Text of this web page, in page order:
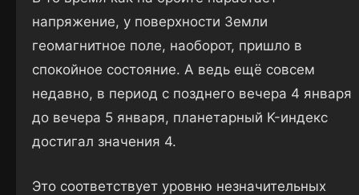
напряжение, у поверхности Земли
геомагнитное поле, наоборот, пришло в
спокойное состояние. А ведь ещё совсем
недавно, в период с позднего вечера 4 января
до вечера 5 января, планетарный K-индекс
достигал значения 4.
Это соответствует уровню незначительных